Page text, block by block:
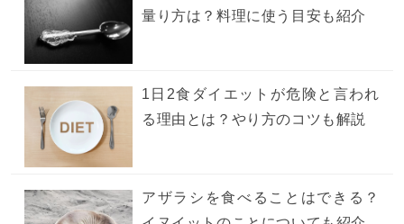
量り方は？料理に使う目安も紹介
1日2食ダイエットが危険と言われ
る理由とは？やり方のコツも解説
アザラシを食べることはできる？